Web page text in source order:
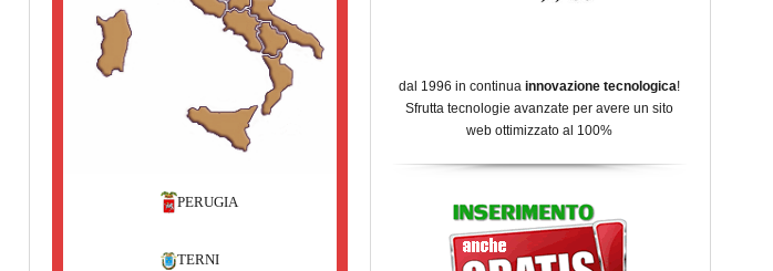
PERUGIA
TERNI
dal 1996 in continua innovazione tecnologica!
Sfrutta tecnologie avanzate per avere un sito
web ottimizzato al 100%